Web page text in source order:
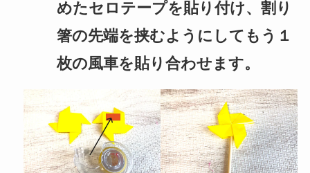
めたセロテープを貼り付け、割り
箸の先端を挟むようにしてもう１
枚の風車を貼り合わせます。